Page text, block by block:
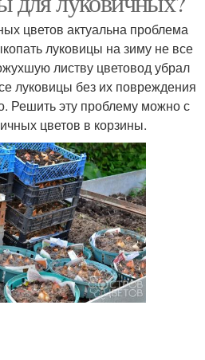
цветов актуальна проблема
луковицы на зиму не все
листву цветовод убрал
луковицы без их повреждения
Решить эту проблему можно с
цветов в корзины.